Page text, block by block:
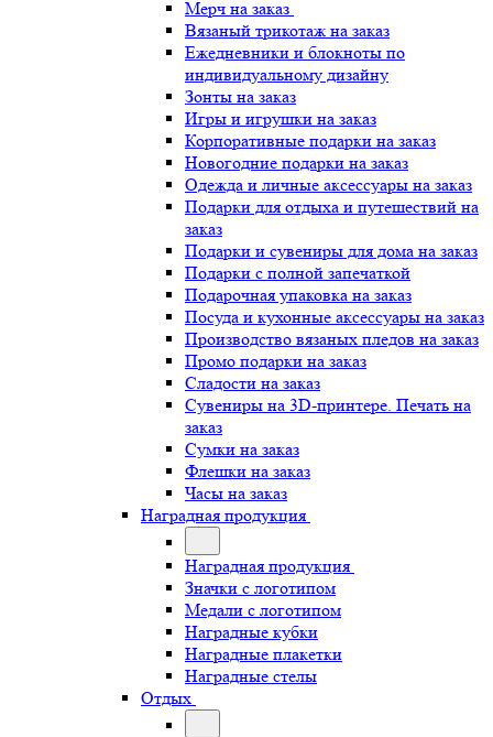
Мерч на заказ
Вязаный трикотаж на заказ
Ежедневники и блокноты по
индивидуальному дизайну
Зонты на заказ
Игры и игрушки на заказ
Корпоративные подарки на заказ
Новогодние подарки на заказ
Одежда и личные аксессуары на заказ
Подарки для отдыха и путешествий на
заказ
Подарки и сувениры для дома на заказ
Подарки с полной запечаткой
Подарочная упаковка на заказ
Посуда и кухонные аксессуары на заказ
Производство вязаных пледов на заказ
Промо подарки на заказ
Сладости на заказ
Сувениры на 3D-принтере. Печать на
заказ
Сумки на заказ
Флешки на заказ
Часы на заказ
Наградная продукция
Наградная продукция
Значки с логотипом
Медали с логотипом
Наградные кубки
Наградные плакетки
Наградные стелы
Отдых